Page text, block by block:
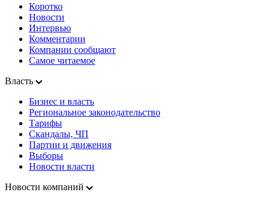
Коротко
Новости
Интервью
Комментарии
Компании сообщают
Самое читаемое
Власть
Бизнес и власть
Региональное законодательство
Тарифы
Скандалы, ЧП
Партии и движения
Выборы
Новости власти
Новости компаний